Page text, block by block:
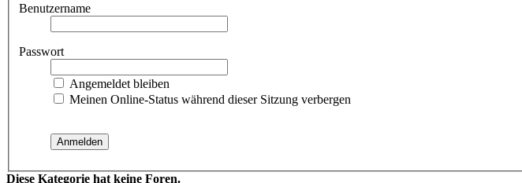
Benutzername
Passwort
Angemeldet bleiben
Meinen Online-Status während dieser Sitzung verbergen
Diese Kategorie hat keine Foren.